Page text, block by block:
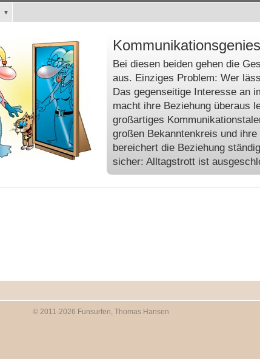
Kommunikationsgenies
Bei diesen beiden gehen die
aus. Einziges Problem: Wer
Das gegenseitige Interesse an
macht ihre Beziehung überaus
großartiges
großen Bekanntenkreis und
bereichert die Beziehung
sicher: Alltagstrott ist
© 2011-2026 Funsurfen, Thomas Hansen